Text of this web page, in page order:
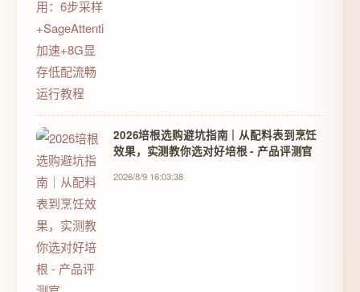
2026培根选购避坑指南｜从配料表到烹饪
效果，实测教你选对好培根 - 产品评测官
2026/8/9 16:03:38